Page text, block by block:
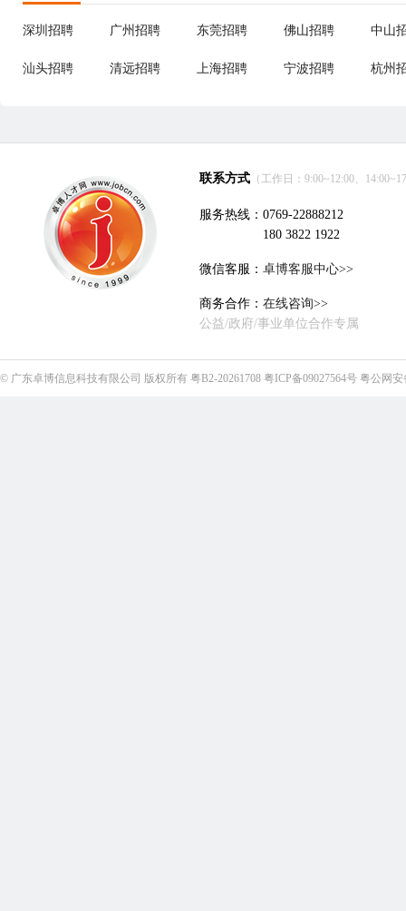
深圳招聘 广州招聘 东莞招聘 佛山招聘 中山
汕头招聘 清远招聘 上海招聘 宁波招聘 杭州
联系方式 （工作日：9:00~12:00、
服务热线：0769-22888212
180 3822 1922
微信客服： 卓博客服中心>>
商务合作： 在线咨询>>
公益/政府/事业单位合作专属
© 广东卓博信息科技有限公司 版权所有 粤B2-20261708 粤ICP备09027564号 粤公网安